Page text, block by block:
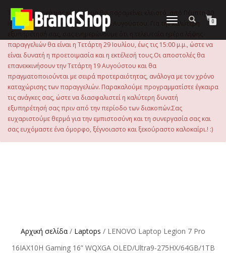
περιεχόμενο
Εναλλαγή
0
Το ηλεκτρονικό μας κατάστημα θα παραμείνει κλειστό, από Πέμπτη 30
Ιουλίου 2026 μέχρι και την Τρίτη 18 Αυγούστου. Για την καλύτερη
εξυπηρέτησή σας, σας ενημερώνουμε ότι η τελευταία ημέρα λήψης
παραγγελιών θα είναι η Τετάρτη 29 Ιουλίου, έως τις 15:00 μ.μ., ώστε να
είναι δυνατή η προετοιμασία και η εκτέλεσή τους.Οι αποστολές θα
επανεκκινήσουν την Τετάρτη 19 Αυγούστου και θα
πραγματοποιούνται με σειρά προτεραιότητας, ανάλογα με τον χρόνο
καταχώρισης των παραγγελιών. Παρακαλούμε προγραμματίστε έγκαιρα
τις ανάγκες σας, ώστε να διασφαλιστεί η καλύτερη δυνατή
εξυπηρέτησή σας πριν από την περίοδο των διακοπών.Σας
ευχαριστούμε θερμά για την εμπιστοσύνη και τη συνεργασία σας και
σας ευχόμαστε ένα όμορφο, ξέγνοιαστο και ξεκούραστο καλοκαίρι.! :)
Αρχική σελίδα / Laptops / LENOVO Laptop Legion 7 Pro
16IAX10H Gaming 16” WQXGA OLED/Ultra9-275HX/64GB/1TB